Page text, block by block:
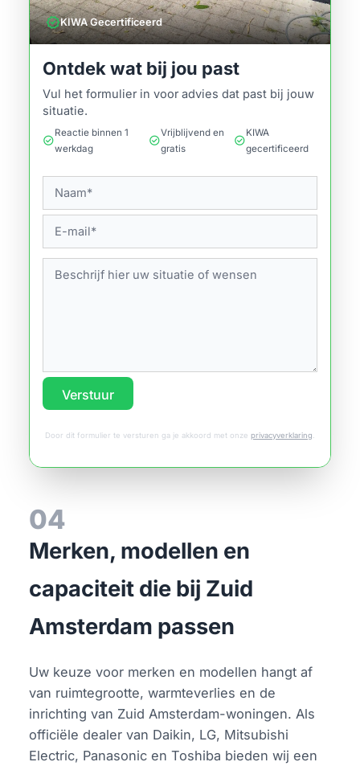
verifiedKIWA Gecertificeerd
Ontdek wat bij jou past
Vul het formulier in voor advies dat past bij jouw
situatie.
check_circle
Reactie binnen 1
werkdag
check_circle
Vrijblijvend en
gratis
check_circle
KIWA
gecertificeerd
Verstuur
Door dit formulier te versturen ga je akkoord met onze privacyverklaring
04
Merken, modellen en
capaciteit die bij Zuid
Amsterdam passen
Uw keuze voor merken en modellen hangt af
van ruimtegrootte, warmteverlies en de
inrichting van Zuid Amsterdam-woningen. Als
officiële dealer van Daikin, LG, Mitsubishi
Electric, Panasonic en Toshiba bieden wij een